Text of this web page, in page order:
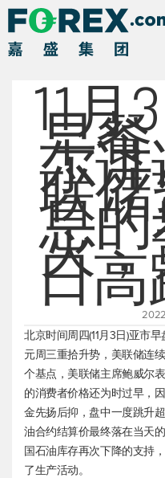
11月
早
尔
联
息
灭
日高
北京时间周四(11月3日)亚市早
元周三重拾升势，美联储连
个基点，美联储主席鲍威尔
的消费者价格还为时过早，
金先扬后抑，盘中一度跳升
油合约结算价最终落在当天
国石油库存再次下降的支持
了生产活动。